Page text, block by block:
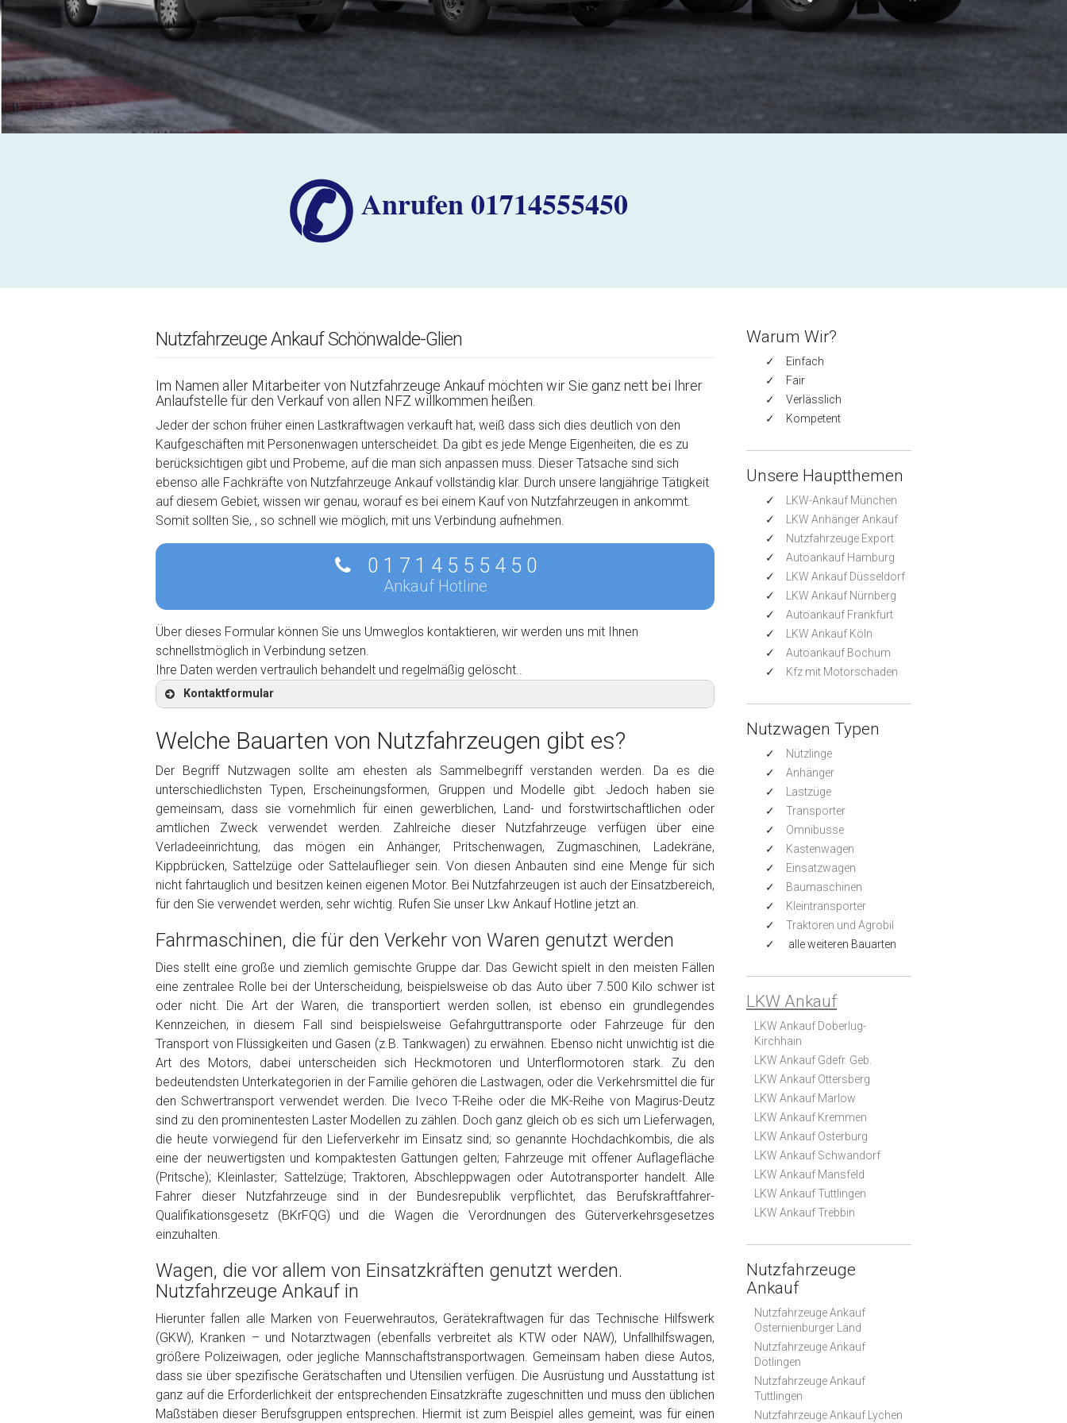
✆Anrufen 01714555450
Nutzfahrzeuge Ankauf Schönwalde-Glien
Im Namen aller Mitarbeiter von Nutzfahrzeuge Ankauf möchten wir Sie ganz nett bei Ihrer
Anlaufstelle für den Verkauf von allen NFZ willkommen heißen.
Jeder der schon früher einen Lastkraftwagen verkauft hat, weiß dass sich dies deutlich von den
Kaufgeschäften mit Personenwagen unterscheidet. Da gibt es jede Menge Eigenheiten, die es zu
berücksichtigen gibt und Probeme, auf die man sich anpassen muss. Dieser Tatsache sind sich
ebenso alle Fachkräfte von Nutzfahrzeuge Ankauf vollständig klar. Durch unsere langjährige Tätigkeit
auf diesem Gebiet, wissen wir genau, worauf es bei einem Kauf von Nutzfahrzeugen in ankommt.
Somit sollten Sie, , so schnell wie möglich, mit uns Verbindung aufnehmen.
0 1 7 1 4 5 5 5 4 5 0
Ankauf Hotline
Über dieses Formular können Sie uns Umweglos kontaktieren, wir werden uns mit Ihnen
schnellstmöglich in Verbindung setzen.
Ihre Daten werden vertraulich behandelt und regelmäßig gelöscht..
Kontaktformular
Kontaktformular
Marke*
Model*
Baujahr
Getriebe
Bekannte Schäden
Kilometerstand
Preisvorstellung
Name*
Telefon
Email
PLZ und Ort
Foto Nr. 1
Welche Bauarten von Nutzfahrzeugen gibt es?
Der Begriff Nutzwagen sollte am ehesten als Sammelbegriff verstanden werden. Da es die
unterschiedlichsten Typen, Erscheinungsformen, Gruppen und Modelle gibt. Jedoch haben sie
gemeinsam, dass sie vornehmlich für einen gewerblichen, Land- und forstwirtschaftlichen oder
amtlichen Zweck verwendet werden. Zahlreiche dieser Nutzfahrzeuge verfügen über eine
Verladeeinrichtung, das mögen ein Anhänger, Pritschenwagen, Zugmaschinen, Ladekräne,
Kippbrücken, Sattelzüge oder Sattelauflieger sein. Von diesen Anbauten sind eine Menge für sich
nicht fahrtauglich und besitzen keinen eigenen Motor. Bei Nutzfahrzeugen ist auch der Einsatzbereich,
für den Sie verwendet werden, sehr wichtig. Rufen Sie unser Lkw Ankauf Hotline jetzt an.
Fahrmaschinen, die für den Verkehr von Waren genutzt werden
Dies stellt eine große und ziemlich gemischte Gruppe dar. Das Gewicht spielt in den meisten Fällen
eine zentralee Rolle bei der Unterscheidung, beispielsweise ob das Auto über 7.500 Kilo schwer ist
oder nicht. Die Art der Waren, die transportiert werden sollen, ist ebenso ein grundlegendes
Kennzeichen, in diesem Fall sind beispielsweise Gefahrguttransporte oder Fahrzeuge für den
Transport von Flüssigkeiten und Gasen (z.B. Tankwagen) zu erwähnen. Ebenso nicht unwichtig ist die
Art des Motors, dabei unterscheiden sich Heckmotoren und Unterflormotoren stark. Zu den
bedeutendsten Unterkategorien in der Familie gehören die Lastwagen, oder die Verkehrsmittel die für
den Schwertransport verwendet werden. Die Iveco T-Reihe oder die MK-Reihe von Magirus-Deutz
sind zu den prominentesten Laster Modellen zu zählen. Doch ganz gleich ob es sich um Lieferwagen,
die heute vorwiegend für den Lieferverkehr im Einsatz sind; so genannte Hochdachkombis, die als
eine der neuwertigsten und kompaktesten Gattungen gelten; Fahrzeuge mit offener Auflagefläche
(Pritsche); Kleinlaster; Sattelzüge; Traktoren, Abschleppwagen oder Autotransporter handelt. Alle
Fahrer dieser Nutzfahrzeuge sind in der Bundesrepublik verpflichtet, das Berufskraftfahrer-
Qualifikationsgesetz (BKrFQG) und die Wagen die Verordnungen des Güterverkehrsgesetzes
einzuhalten.
Wagen, die vor allem von Einsatzkräften genutzt werden.
Nutzfahrzeuge Ankauf in
Hierunter fallen alle Marken von Feuerwehrautos, Gerätekraftwagen für das Technische Hilfswerk
(GKW), Kranken – und Notarztwagen (ebenfalls verbreitet als KTW oder NAW), Unfallhilfswagen,
größere Polizeiwagen, oder jegliche Mannschaftstransportwagen. Gemeinsam haben diese Autos,
dass sie über spezifische Gerätschaften und Utensilien verfügen. Die Ausrüstung und Ausstattung ist
ganz auf die Erforderlichkeit der entsprechenden Einsatzkräfte zugeschnitten und muss den üblichen
Maßstäben dieser Berufsgruppen entsprechen. Hiermit ist zum Beispiel alles gemeint, was für einen
Warum Wir?
Einfach
Fair
Verlässlich
Kompetent
Unsere Hauptthemen
LKW-Ankauf München
LKW Anhänger Ankauf
Nutzfahrzeuge Export
Autoankauf Hamburg
LKW Ankauf Düsseldorf
LKW Ankauf Nürnberg
Autoankauf Frankfurt
LKW Ankauf Köln
Autoankauf Bochum
Kfz mit Motorschaden
Nutzwagen Typen
Nützlinge
Anhänger
Lastzüge
Transporter
Omnibusse
Kastenwagen
Einsatzwagen
Baumaschinen
Kleintransporter
Traktoren und Agrobil
alle weiteren Bauarten
LKW Ankauf
LKW Ankauf Doberlug-
Kirchhain
LKW Ankauf Gdefr. Geb.
LKW Ankauf Ottersberg
LKW Ankauf Marlow
LKW Ankauf Kremmen
LKW Ankauf Osterburg
LKW Ankauf Schwandorf
LKW Ankauf Mansfeld
LKW Ankauf Tuttlingen
LKW Ankauf Trebbin
Nutzfahrzeuge
Ankauf
Nutzfahrzeuge Ankauf
Osternienburger Land
Nutzfahrzeuge Ankauf
Dötlingen
Nutzfahrzeuge Ankauf
Tuttlingen
Nutzfahrzeuge Ankauf Lychen